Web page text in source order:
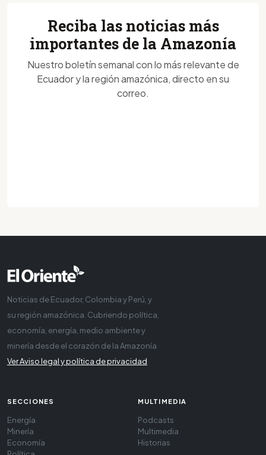
Reciba las noticias más
importantes de la Amazonía
Nuestro boletín semanal con lo más relevante de
Ecuador y la región amazónica, directo en su
correo.
Noticias de Ecuador, Colombia y Perú, y
su región amazónica. Cubriendo política,
economía, energía, medio ambiente y
minería desde el corazón de la Amazonía
Ver Aviso legal y política de privacidad
SECCIONES
Energía
Minería
Economía
MULTIMEDIA
Podcasts
Multimedia
Historias